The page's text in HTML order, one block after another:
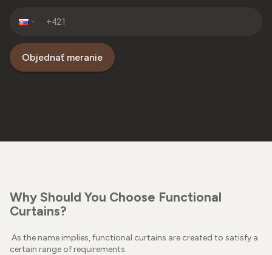
Objednať meranie
Why Should You Choose Functional
Curtains?
As the name implies, functional curtains are created to satisfy a
certain range of requirements: